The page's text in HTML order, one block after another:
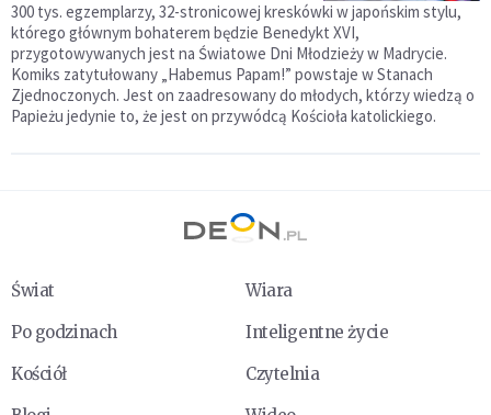
300 tys. egzemplarzy, 32-stronicowej kreskówki w japońskim stylu,
którego głównym bohaterem będzie Benedykt XVI,
przygotowywanych jest na Światowe Dni Młodzieży w Madrycie.
Komiks zatytułowany „Habemus Papam!” powstaje w Stanach
Zjednoczonych. Jest on zaadresowany do młodych, którzy wiedzą o
Papieżu jedynie to, że jest on przywódcą Kościoła katolickiego.
Świat
Wiara
Po godzinach
Inteligentne życie
Kościół
Czytelnia